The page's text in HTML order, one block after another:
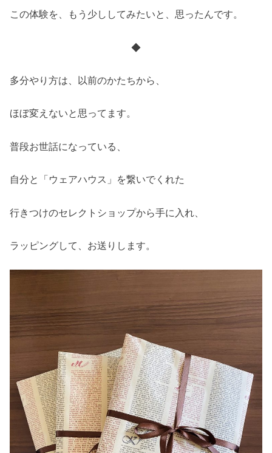
この体験を、もう少ししてみたいと、思ったんです。
◆
多分やり方は、以前のかたちから、
ほぼ変えないと思ってます。
普段お世話になっている、
自分と「ウェアハウス」を繋いでくれた
行きつけのセレクトショップから手に入れ、
ラッピングして、お送りします。